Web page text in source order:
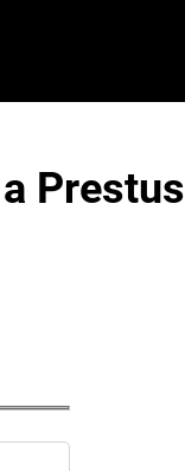
Prestus